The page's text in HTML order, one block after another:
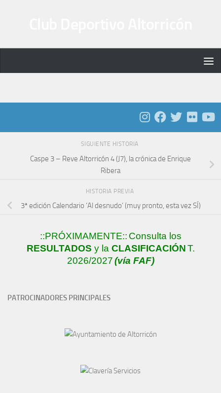
SIGUIENTE HISTORIA
Caspe 3 – Reve Altorricón 4 (J7), la crónica de Enrique
Ribera
HISTORIA PREVIA
3ª edición Calendario ‘Al desnudo’ (muy pronto, esta vez SÍ)
::PRÓXIMAMENTE:: Consulta los
RESULTADOS y la CLASIFICACIÓNT.
2026/2027(vía FAF)
PATROCINADORES PRINCIPALES